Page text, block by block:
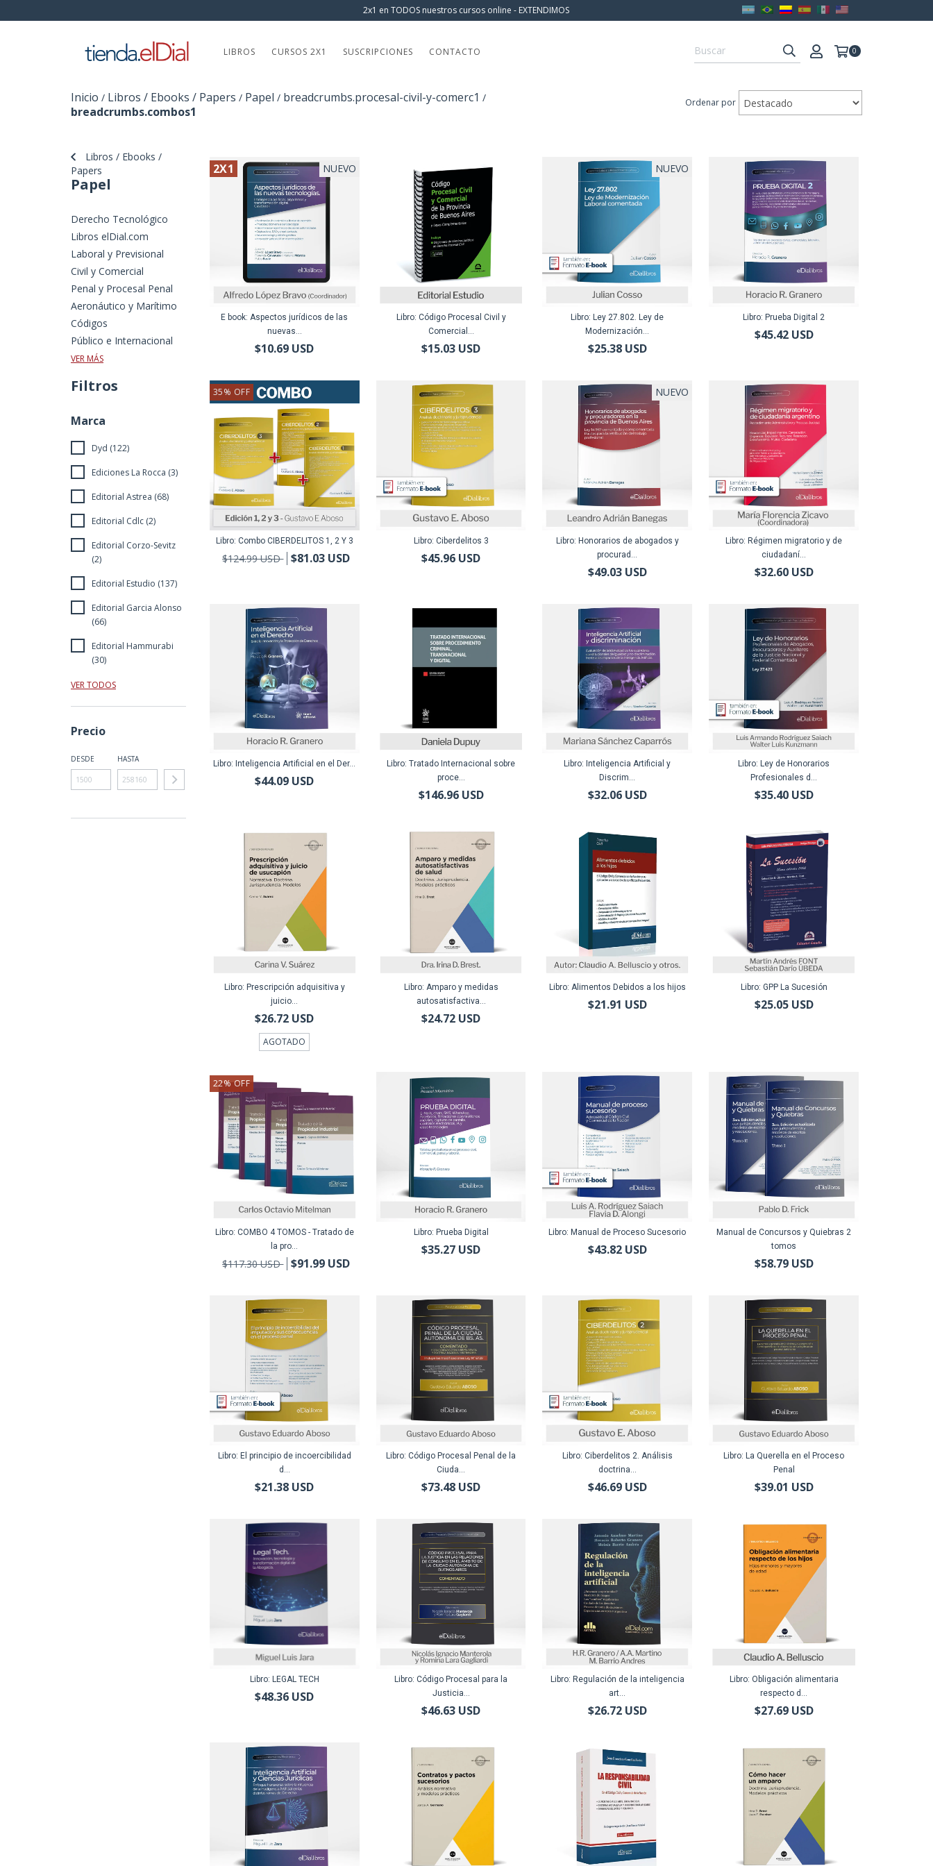
2x1 en TODOS nuestros cursos online - EXTENDIMOS
LIBROS CURSOS 2X1 SUSCRIPCIONES CONTACTO 0
Inicio / Libros / Ebooks / Papers / Papel / breadcrumbs.procesal-civil-y-comerc1 /
breadcrumbs.combos1
Ordenar por
Libros / Ebooks /
Papers
Papel
Derecho Tecnológico
Libros elDial.com
Laboral y Previsional
Civil y Comercial
Penal y Procesal Penal
Aeronáutico y Marítimo
Códigos
Público e Internacional
VER MÁS
Filtros
Marca
Dyd (122)
Ediciones La Rocca (3)
Editorial Astrea (68)
Editorial Cdlc (2)
Editorial Corzo-Sevitz
(2)
Editorial Estudio (137)
Editorial Garcia Alonso
(66)
Editorial Hammurabi
(30)
VER TODOS
Precio
DESDE HASTA
2X1 NUEVO
E book: Aspectos jurídicos de las
nuevas...
$10.69 USD
Libro: Código Procesal Civil y
Comercial...
$15.03 USD
NUEVO
Libro: Ley 27.802. Ley de
Modernización...
$25.38 USD
Libro: Prueba Digital 2
$45.42 USD
35% OFF
Libro: Combo CIBERDELITOS 1, 2 Y 3
$124.99 USD $81.03 USD
Libro: Ciberdelitos 3
$45.96 USD
NUEVO
Libro: Honorarios de abogados y
procurad...
$49.03 USD
Libro: Régimen migratorio y de
ciudadaní...
$32.60 USD
Libro: Inteligencia Artificial en el Der...
$44.09 USD
Libro: Tratado Internacional sobre
proce...
$146.96 USD
Libro: Inteligencia Artificial y
Discrim...
$32.06 USD
Libro: Ley de Honorarios
Profesionales d...
$35.40 USD
Libro: Prescripción adquisitiva y
juicio...
$26.72 USD
AGOTADO
Libro: Amparo y medidas
autosatisfactiva...
$24.72 USD
Libro: Alimentos Debidos a los hijos
$21.91 USD
Libro: GPP La Sucesión
$25.05 USD
22% OFF
Libro: COMBO 4 TOMOS - Tratado de
la pro...
$117.30 USD $91.99 USD
Libro: Prueba Digital
$35.27 USD
Libro: Manual de Proceso Sucesorio
$43.82 USD
Manual de Concursos y Quiebras 2
tomos
$58.79 USD
Libro: El principio de incoercibilidad
d...
$21.38 USD
Libro: Código Procesal Penal de la
Ciuda...
$73.48 USD
Libro: Ciberdelitos 2. Análisis
doctrina...
$46.69 USD
Libro: La Querella en el Proceso
Penal
$39.01 USD
Libro: LEGAL TECH
$48.36 USD
Libro: Código Procesal para la
Justicia...
$46.63 USD
Libro: Regulación de la inteligencia
art...
$26.72 USD
Libro: Obligación alimentaria
respecto d...
$27.69 USD